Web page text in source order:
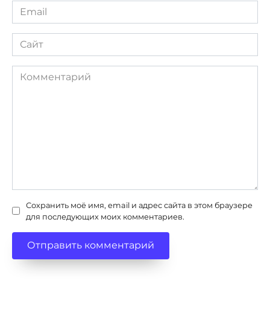
Email
*
Сайт
Комментарий
Сохранить моё имя, email и адрес сайта в этом браузере
для последующих моих комментариев.